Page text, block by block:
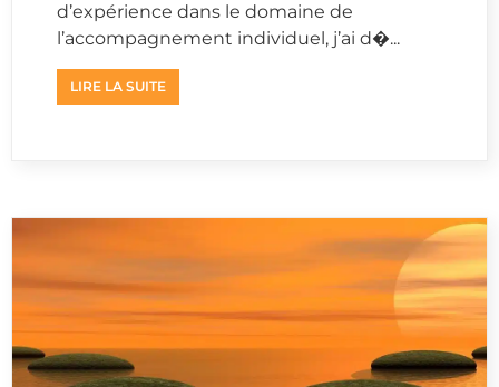
d’expérience dans le domaine de
l’accompagnement individuel, j’ai d�...
LIRE LA SUITE